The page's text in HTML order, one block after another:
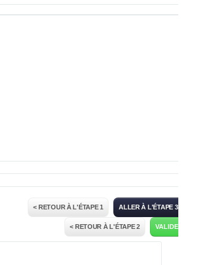
ALLER À L'ÉTAPE 3 >
< RETOUR À L'ÉTAPE 1
VALIDER
< RETOUR À L'ÉTAPE 2